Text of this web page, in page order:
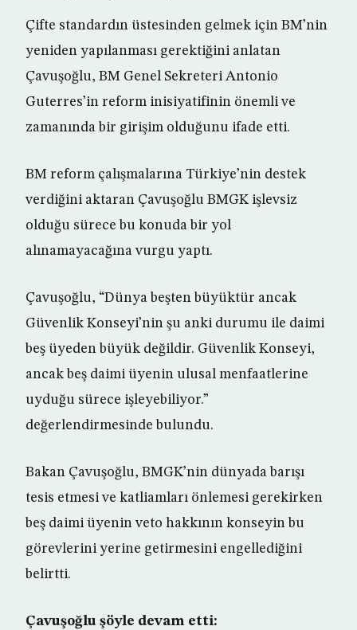
Çifte standardın üstesinden gelmek için BM’nin
yeniden yapılanması gerektiğini anlatan
Çavuşoğlu, BM Genel Sekreteri Antonio
Guterres’in reform inisiyatifinin önemli ve
zamanında bir girişim olduğunu ifade etti.
BM reform çalışmalarına Türkiye’nin destek
verdiğini aktaran Çavuşoğlu BMGK işlevsiz
olduğu sürece bu konuda bir yol
alınamayacağına vurgu yaptı.
Çavuşoğlu, “Dünya beşten büyüktür ancak
Güvenlik Konseyi’nin şu anki durumu ile daimi
beş üyeden büyük değildir. Güvenlik Konseyi,
ancak beş daimi üyenin ulusal menfaatlerine
uyduğu sürece işleyebiliyor.”
değerlendirmesinde bulundu.
Bakan Çavuşoğlu, BMGK’nin dünyada barışı
tesis etmesi ve katliamları önlemesi gerekirken
beş daimi üyenin veto hakkının konseyin bu
görevlerini yerine getirmesini engellediğini
belirtti.
Çavuşoğlu şöyle devam etti: